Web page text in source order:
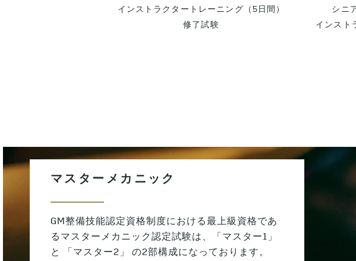
インストラクタートレーニング（5日間）
修了試験
シニ
インスト
マスターメカニック
GM整備技能認定資格制度における最上級資格であ
るマスターメカニック認定試験は、「マスター1」
と 「マスター2」 の2部構成になっております。